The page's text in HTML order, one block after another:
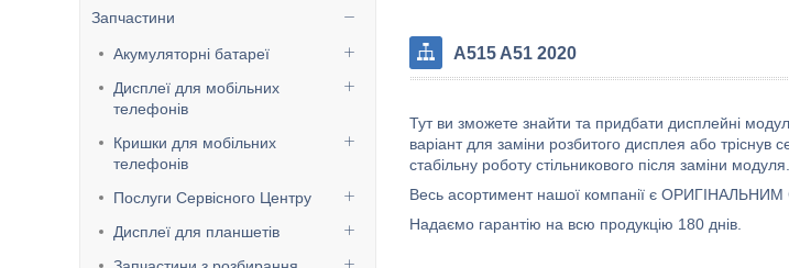
Запчастини
Акумуляторні батареї
Дисплеї для мобільних
телефонів
Кришки для мобільних
телефонів
Послуги Сервісного Центру
Дисплеї для планшетів
A515 A51 2020
Тут ви зможете знайти та придбати дисплейні
варіант для заміни розбитого дисплея або тріснув
стабільну роботу стільникового після заміни модуля.
Весь асортимент нашої компанії є
Надаємо гарантію на всю продукцію 180 днів.